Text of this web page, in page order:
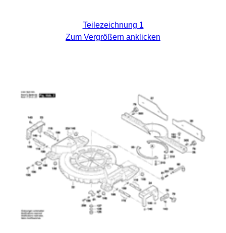
Teilezeichnung 1
Zum Vergrößern anklicken